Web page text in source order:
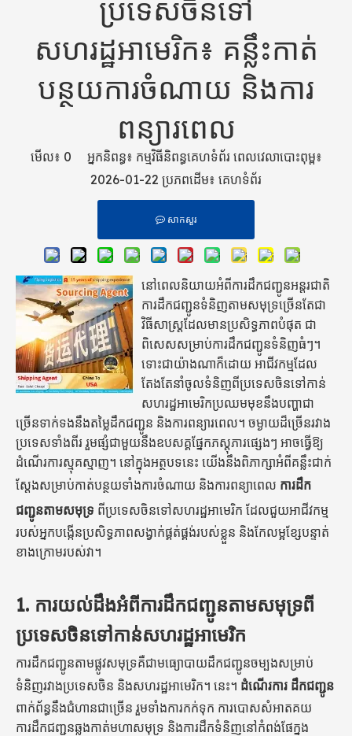
ប្រទេសចិនទៅ
សហរដ្ឋអាមេរិក៖ គន្លឹះកាត់
បន្ថយការចំណាយ និងការ
ពន្យារពេល
មើល៖ 0 អ្នកនិពន្ធ៖ កម្មវិធីនិពន្ធគេហទំព័រ ពេលវេលាបោះពុម្ព៖
2026-01-22 ប្រភពដើម៖ គេហទំព័រ
សាកសួរ
នៅពេលនិយាយអំពីការដឹកជញ្ជូនអន្តរជាតិ
ការដឹកជញ្ជូនទំនិញតាមសមុទ្រច្រើនតែជា
វិធីសាស្ត្រដែលមានប្រសិទ្ធភាពបំផុត ជា
ពិសេសសម្រាប់ការដឹកជញ្ជូនទំនិញធំៗ។
ទោះជាយ៉ាងណាក៏ដោយ អាជីវកម្មដែល
តែងតែនាំចូលទំនិញពីប្រទេសចិនទៅកាន់
សហរដ្ឋអាមេរិកប្រឈមមុខនឹងបញ្ហាជា
ច្រើនទាក់ទងនឹងតម្លៃដឹកជញ្ជូន និងការពន្យារពេល។ ចម្ងាយដ៏ច្រើនរវាង
ប្រទេសទាំងពីរ រួមផ្សំជាមួយនឹងឧបសគ្គផ្នែកភស្តុភារផ្សេងៗ អាចធ្វើឱ្យ
ដំណើរការស្មុគស្មាញ។ នៅក្នុងអត្ថបទនេះ យើងនឹងពិភាក្សាអំពីគន្លឹះជាក់
ស្តែងសម្រាប់កាត់បន្ថយទាំងការចំណាយ និងការពន្យាពេល ការដឹក
ជញ្ជូនតាមសមុទ្រ ពីប្រទេសចិនទៅសហរដ្ឋអាមេរិក ដែលជួយអាជីវកម្ម
របស់អ្នកបង្កើនប្រសិទ្ធភាពសង្វាក់ផ្គត់ផ្គង់របស់ខ្លួន និងកែលម្អខ្សែបន្ទាត់
ខាងក្រោមរបស់វា។
1. ការយល់ដឹងអំពីការដឹកជញ្ជូនតាមសមុទ្រពី
ប្រទេសចិនទៅកាន់សហរដ្ឋអាមេរិក
ការដឹកជញ្ជូនតាមផ្លូវសមុទ្រគឺជាមធ្យោបាយដឹកជញ្ជូនចម្បងសម្រាប់
ទំនិញរវាងប្រទេសចិន និងសហរដ្ឋអាមេរិក។ នេះ។ ដំណើរការ ដឹកជញ្ជូន
ពាក់ព័ន្ធនឹងជំហានជាច្រើន រួមទាំងការកក់ទុក ការបោសសំអាតគយ
ការដឹកជញ្ជូនឆ្លងកាត់មហាសមុទ្រ និងការដឹកទំនិញនៅកំពង់ផែក្នុង